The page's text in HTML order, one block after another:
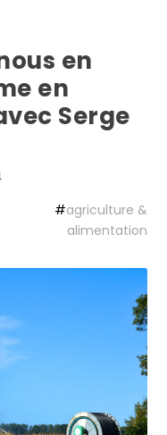
en
en
Serge
#agriculture &
alimentation